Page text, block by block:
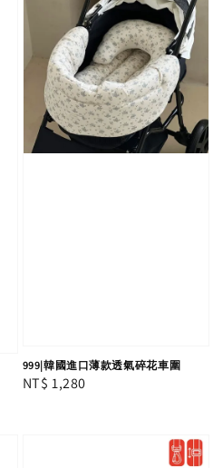
999|韓國進口薄款透氣碎花車圍
Regular
NT$ 1,280